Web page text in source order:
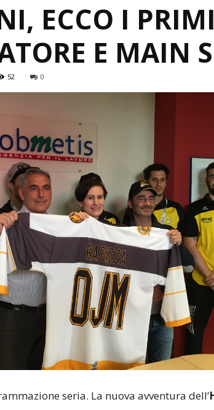
ECCO I
E MAIN
52 0
seria. La nuova avventura dell’